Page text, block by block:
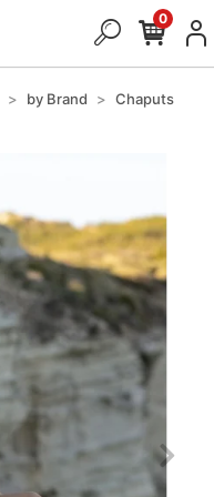
0
by Brand
Chaputs